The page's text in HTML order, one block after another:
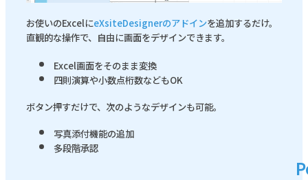
お使いのExcelにeXsiteDesignerのアドインを追加するだけ。
直観的な操作で、自由に画面をデザインできます。
Excel画面をそのまま変換
四則演算や小数点桁数などもOK
ボタン押すだけで、次のようなデザインも可能。
写真添付機能の追加
多段階承認